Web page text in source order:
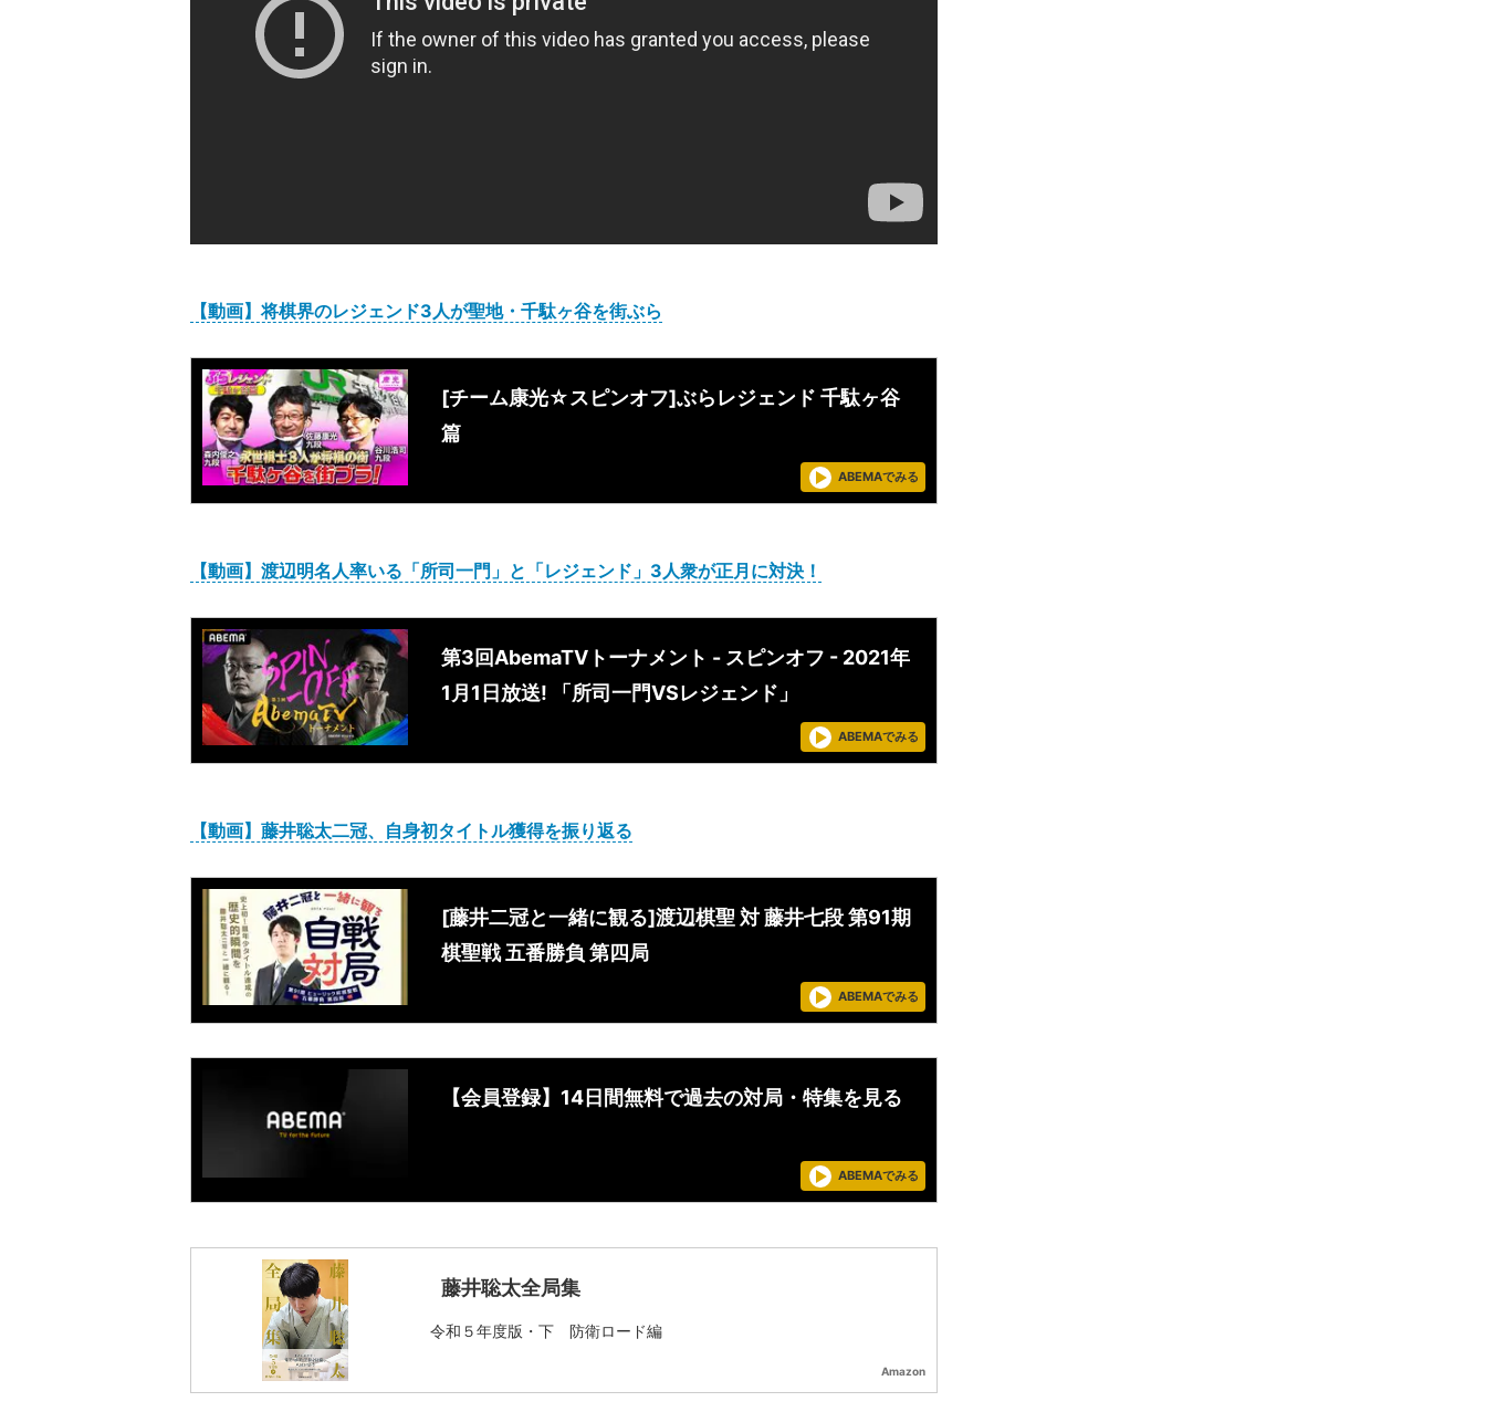
【動画】将棋界のレジェンド3人が聖地・千駄ヶ谷を街ぶら
[チーム康光☆スピンオフ]ぶらレジェンド 千駄ヶ谷
篇
ABEMAでみる
【動画】渡辺明名人率いる「所司一門」と「レジェンド」3人衆が正月に対決！
第3回AbemaTVトーナメント - スピンオフ - 2021年
1月1日放送! 「所司一門VSレジェンド」
ABEMAでみる
【動画】藤井聡太二冠、自身初タイトル獲得を振り返る
[藤井二冠と一緒に観る]渡辺棋聖 対 藤井七段 第91期
棋聖戦 五番勝負 第四局
ABEMAでみる
【会員登録】14日間無料で過去の対局・特集を見る
ABEMAでみる
藤井聡太全局集
令和５年度版・下 防衛ロード編
Amazon